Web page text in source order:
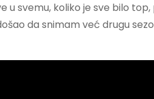
u svemu, koliko je sve bilo
da snimam već drugu